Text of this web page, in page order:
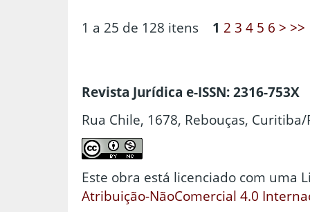
1 a 25 de 128 itens 1 2 3 4 5 6 > >>
Revista Jurídica e-ISSN: 2316-753X
Rua Chile, 1678, Rebouças, Curitiba/
Este obra está licenciado com uma
Atribuição-NãoComercial 4.0